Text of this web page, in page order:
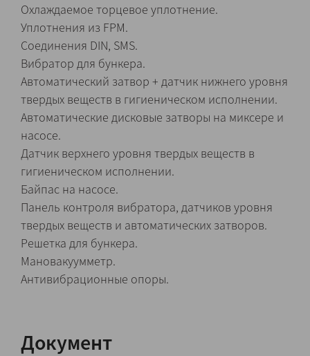
Охлаждаемое торцевое уплотнение.
Уплотнения из FPM.
Соединения DIN, SMS.
Вибратор для бункера.
Автоматический затвор + датчик нижнего уровня
твердых веществ в гигиеническом исполнении.
Автоматические дисковые затворы на миксере и
насосе.
Датчик верхнего уровня твердых веществ в
гигиеническом исполнении.
Байпас на насосе.
Панель контроля вибратора, датчиков уровня
твердых веществ и автоматических затворов.
Решетка для бункера.
Мановакуумметр.
Антивибрационные опоры.
Документ